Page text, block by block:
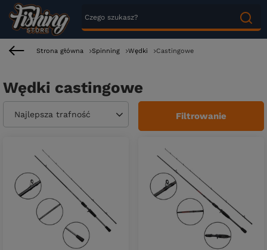
Strona główna Spinning Wędki Castingowe
Wędki castingowe
Zmień sortowanie
Najlepsza trafność Filtrowanie